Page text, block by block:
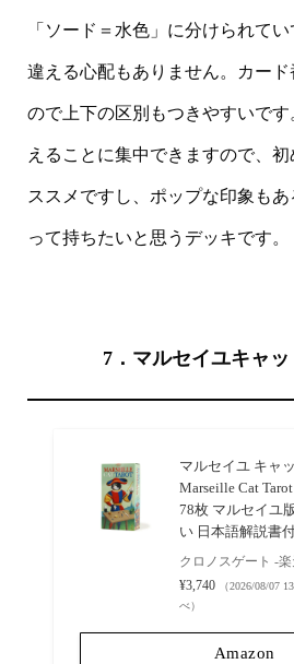
「ソード＝水色」に分けられて
違える心配もありません。カー
ので上下の区別もつきやすいで
えることに集中できますので、
ススメですし、ポップな印象も
って持ちたいと思うデッキです。
7．マルセイユキャッ
マルセイユ キャ
Marseille Cat
78枚 マルセイユ
い 日本語解説書
クロノスゲート -
¥3,740
（2026/08/07
べ）
Amazon